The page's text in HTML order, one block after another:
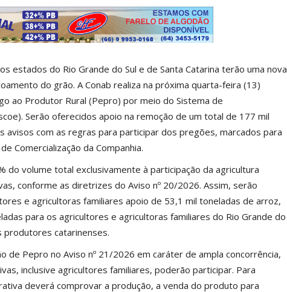
estados do Rio Grande do Sul e de Santa Catarina terão uma nova
do grão. A Conab realiza na próxima quarta-feira (13)
ao Produtor Rural (Pepro) por meio do Sistema de
Serão oferecidos apoio na remoção de um total de 177 mil
avisos com as regras para participar dos pregões, marcados para
Comercialização da Companhia.
do volume total exclusivamente à participação da agricultura
conforme as diretrizes do Aviso nº 20/2026. Assim, serão
e agricultoras familiares apoio de 53,1 mil toneladas de arroz,
para os agricultores e agricultoras familiares do Rio Grande do
produtores catarinenses.
de Pepro no Aviso nº 21/2026 em caráter de ampla concorrência,
inclusive agricultores familiares, poderão participar. Para
deverá comprovar a produção, a venda do produto para